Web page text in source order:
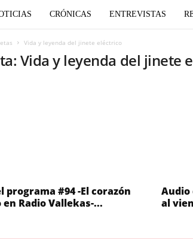
CRÓNICAS ENTREVISTAS
Vida y leyenda del jinete eléctrico
Vida y leyenda del jinete
programa #94 -El corazón
Radio Vallekas-...
Audio
al